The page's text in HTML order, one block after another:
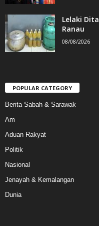
Lelaki
Ranau
08/08/2026
POPULAR CATEGORY
Berita Sabah & Sarawak
Am
Aduan Rakyat
Politik
Nasional
Jenayah & Kemalangan
Dunia